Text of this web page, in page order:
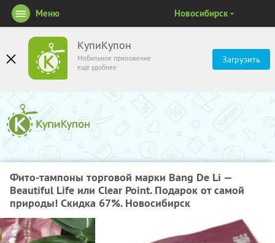
КупиКупон
Мобильное приложение
ещё удобнее
Загрузить
Меню Новосибирск
Фито-тампоны торговой марки Bang De Li —
Beautiful Life или Clear Point. Подарок от самой
природы! Скидка 67%. Новосибирск